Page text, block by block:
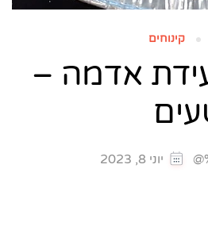
קינוחים
אדמה –
יוני 8, 2023